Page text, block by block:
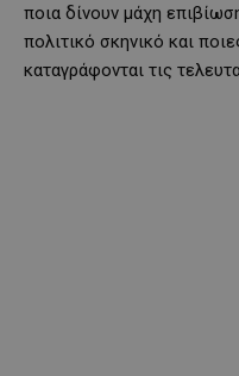
ποια δίνουν μάχη
πολιτικό σκηνικό και
καταγράφονται τις